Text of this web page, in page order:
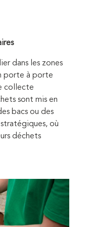
dans les zones
porte à porte
collecte
sont mis en
bacs ou des
où
déchets